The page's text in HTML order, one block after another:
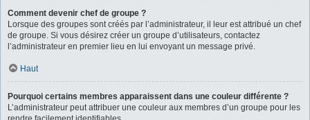
Comment devenir chef de groupe ?
Lorsque des groupes sont créés par l’administrateur, il leur est attribué un chef
de groupe. Si vous désirez créer un groupe d’utilisateurs, contactez
l’administrateur en premier lieu en lui envoyant un message privé.
Haut
Pourquoi certains membres apparaissent dans une couleur différente ?
L’administrateur peut attribuer une couleur aux membres d’un groupe pour les